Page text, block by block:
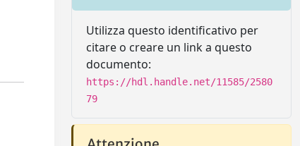
Utilizza questo identificativo per
citare o creare un link a questo
documento:
https://hdl.handle.net/11585/2580
79